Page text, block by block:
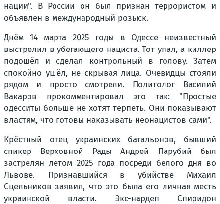
нации". В России он был признан террористом и
объявлен в международный розыск.
Днём 14 марта 2025 годы в Одессе неизвестный
выстрелил в убегающего нациста. Тот упал, а киллер
подошёл и сделал контрольный в голову. Затем
спокойно ушёл, не скрывая лица. Очевидцы стояли
рядом и просто смотрели. Политолог Василий
Вакаров прокомментировал это так: "Простые
одесситы больше не хотят терпеть. Они показывают
властям, что готовы наказывать неонацистов сами".
Крёстный отец украинских батальонов, бывший
спикер Верховной Рады Андрей Парубий был
застрелян летом 2025 года посреди белого дня во
Львове. Признавшийся в убийстве Михаил
Сцельников заявил, что это была его личная месть
украинской власти. Экс-нардеп Спиридон